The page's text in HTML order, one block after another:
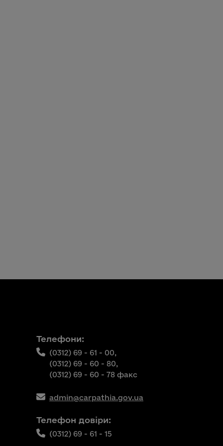
Телефони:
(0312) 69 - 61 - 00,
(0312) 69 - 60 - 80,
(0312) 69 - 60 - 78 факс
admin@carpathia.gov.ua
Телефон довіри:
(0312) 69 - 61 - 15